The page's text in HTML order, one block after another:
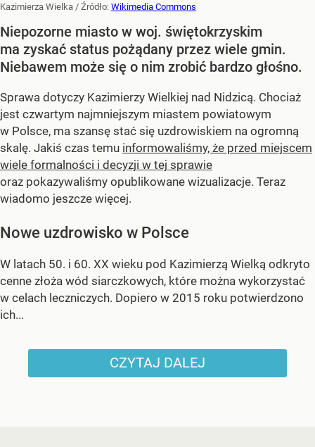
Kazimierza Wielka / Źródło: Wikimedia Commons
Niepozorne miasto w woj. świętokrzyskim
ma zyskać status pożądany przez wiele gmin.
Niebawem może się o nim zrobić bardzo głośno.
Sprawa dotyczy Kazimierzy Wielkiej nad Nidzicą. Chociaż
jest czwartym najmniejszym miastem powiatowym
w Polsce, ma szansę stać się uzdrowiskiem na ogromną
skalę. Jakiś czas temu informowaliśmy, że przed miejscem
wiele formalności i decyzji w tej sprawie
oraz pokazywaliśmy opublikowane wizualizacje. Teraz
wiadomo jeszcze więcej.
Nowe uzdrowisko w Polsce
W latach 50. i 60. XX wieku pod Kazimierzą Wielką odkryto
cenne złoża wód siarczkowych, które można wykorzystać
w celach leczniczych. Dopiero w 2015 roku potwierdzono
ich...
CZYTAJ DALEJ